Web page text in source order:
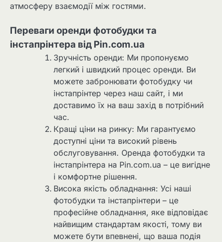
атмосферу взаємодії між гостями.
Переваги оренди фотобудки та
інстапрінтера від Pin.com.ua
Зручність оренди: Ми пропонуємо
легкий і швидкий процес оренди. Ви
можете забронювати фотобудку чи
інстапрінтер через наш сайт, і ми
доставимо їх на ваш захід в потрібний
час.
Кращі ціни на ринку: Ми гарантуємо
доступні ціни та високий рівень
обслуговування. Оренда фотобудки та
інстапрінтера на Pin.com.ua – це вигідне
і комфортне рішення.
Висока якість обладнання: Усі наші
фотобудки та інстапрінтери – це
професійне обладнання, яке відповідає
найвищим стандартам якості, тому ви
можете бути впевнені, що ваша подія